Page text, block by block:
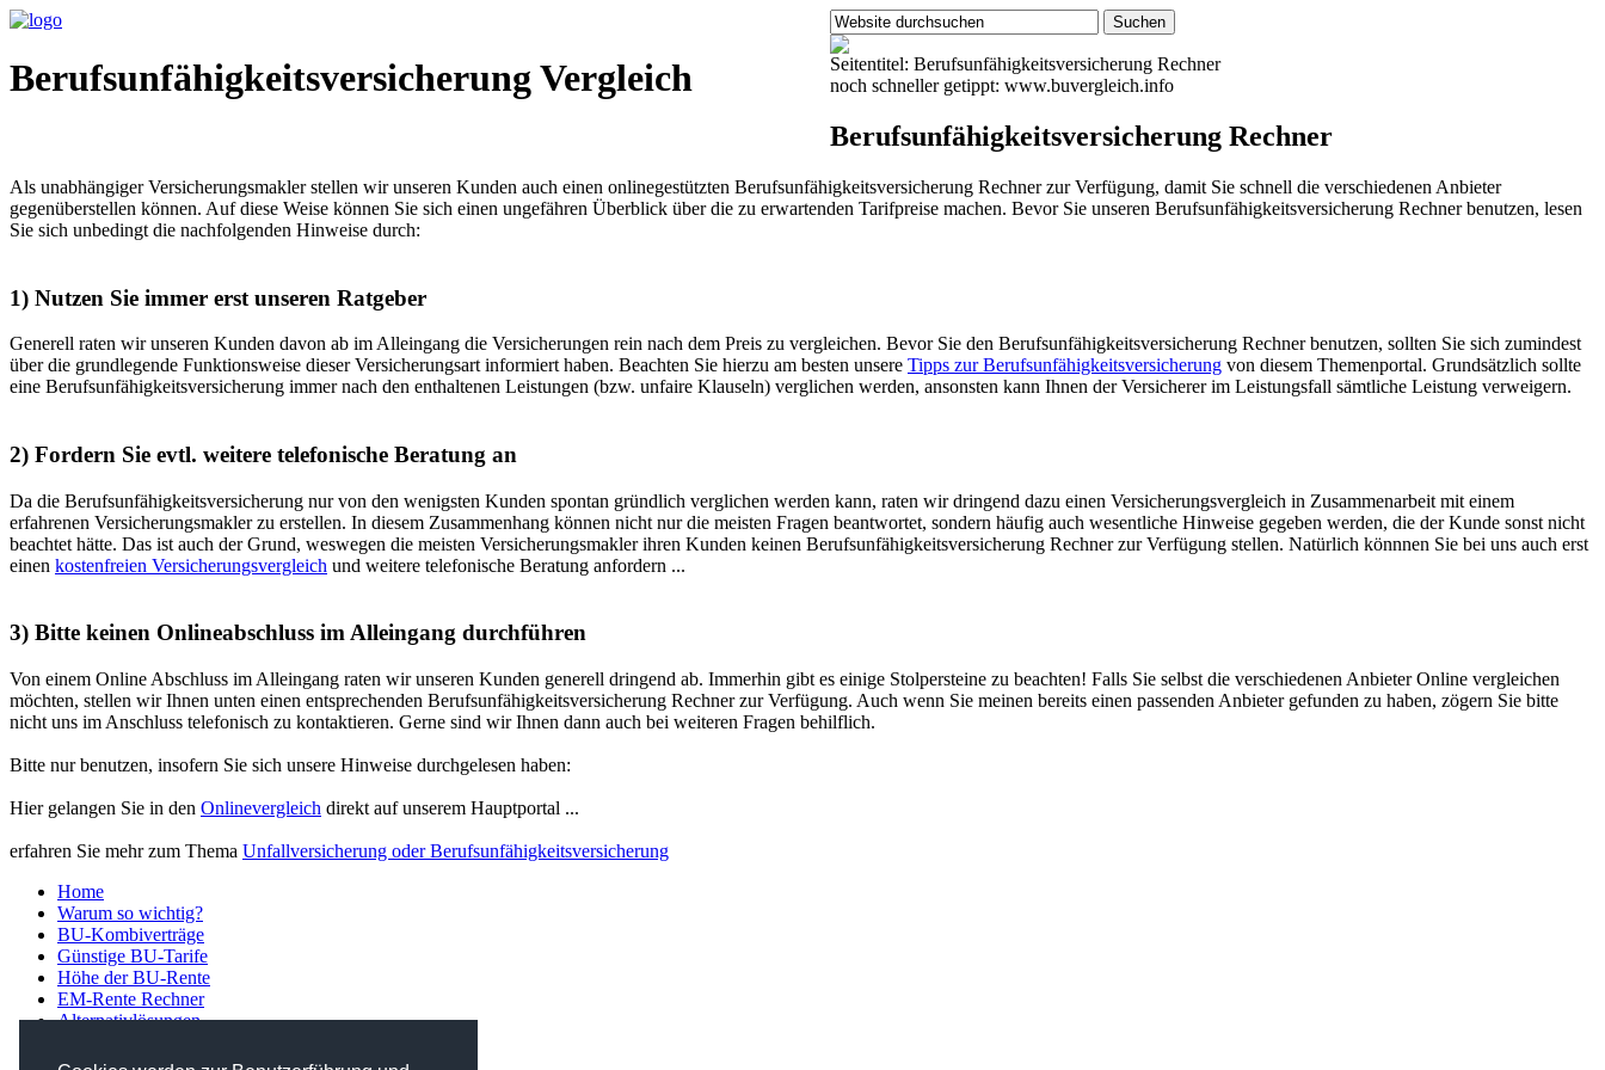
Berufsunfähigkeitsversicherung Vergleich
Seitentitel: Berufsunfähigkeitsversicherung Rechner
noch schneller getippt: www.buvergleich.info
Berufsunfähigkeitsversicherung Rechner
Als unabhängiger Versicherungsmakler stellen wir unseren Kunden auch einen onlinegestützten Berufsunfähigkeitsversicherung Rechner zur Verfügung, damit Sie schnell die verschiedenen Anbieter
gegenüberstellen können. Auf diese Weise können Sie sich einen ungefähren Überblick über die zu erwartenden Tarifpreise machen. Bevor Sie unseren Berufsunfähigkeitsversicherung Rechner benutzen, lesen
Sie sich unbedingt die nachfolgenden Hinweise durch:
1) Nutzen Sie immer erst unseren Ratgeber
Generell raten wir unseren Kunden davon ab im Alleingang die Versicherungen rein nach dem Preis zu vergleichen. Bevor Sie den Berufsunfähigkeitsversicherung Rechner benutzen, sollten Sie sich zumindest
über die grundlegende Funktionsweise dieser Versicherungsart informiert haben. Beachten Sie hierzu am besten unsere Tipps zur Berufsunfähigkeitsversicherung von diesem Themenportal. Grundsätzlich sollte
eine Berufsunfähigkeitsversicherung immer nach den enthaltenen Leistungen (bzw. unfaire Klauseln) verglichen werden, ansonsten kann Ihnen der Versicherer im Leistungsfall sämtliche Leistung verweigern.
2) Fordern Sie evtl. weitere telefonische Beratung an
Da die Berufsunfähigkeitsversicherung nur von den wenigsten Kunden spontan gründlich verglichen werden kann, raten wir dringend dazu einen Versicherungsvergleich in Zusammenarbeit mit einem
erfahrenen Versicherungsmakler zu erstellen. In diesem Zusammenhang können nicht nur die meisten Fragen beantwortet, sondern häufig auch wesentliche Hinweise gegeben werden, die der Kunde sonst nicht
beachtet hätte. Das ist auch der Grund, weswegen die meisten Versicherungsmakler ihren Kunden keinen Berufsunfähigkeitsversicherung Rechner zur Verfügung stellen. Natürlich könnnen Sie bei uns auch erst
einen kostenfreien Versicherungsvergleich und weitere telefonische Beratung anfordern ...
3) Bitte keinen Onlineabschluss im Alleingang durchführen
Von einem Online Abschluss im Alleingang raten wir unseren Kunden generell dringend ab. Immerhin gibt es einige Stolpersteine zu beachten! Falls Sie selbst die verschiedenen Anbieter Online vergleichen
möchten, stellen wir Ihnen unten einen entsprechenden Berufsunfähigkeitsversicherung Rechner zur Verfügung. Auch wenn Sie meinen bereits einen passenden Anbieter gefunden zu haben, zögern Sie bitte
nicht uns im Anschluss telefonisch zu kontaktieren. Gerne sind wir Ihnen dann auch bei weiteren Fragen behilflich.
Bitte nur benutzen, insofern Sie sich unsere Hinweise durchgelesen haben:
Hier gelangen Sie in den Onlinevergleich direkt auf unserem Hauptportal ...
erfahren Sie mehr zum Thema Unfallversicherung oder Berufsunfähigkeitsversicherung
Home
Warum so wichtig?
BU-Kombiverträge
Günstige BU-Tarife
Höhe der BU-Rente
EM-Rente Rechner
Alternativlösungen
Gesundheitscheck